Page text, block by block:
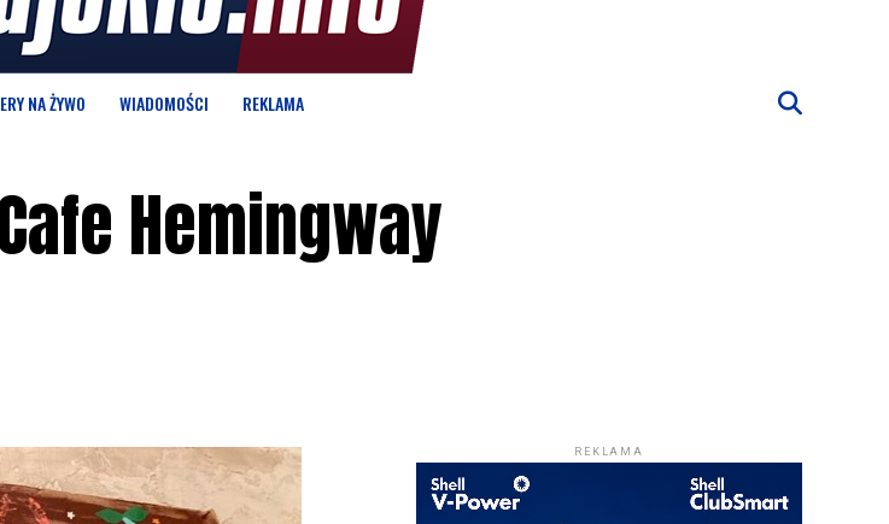
NA ŻYWO WIADOMOŚCI REKLAMA
Hemingway
REKLAMA